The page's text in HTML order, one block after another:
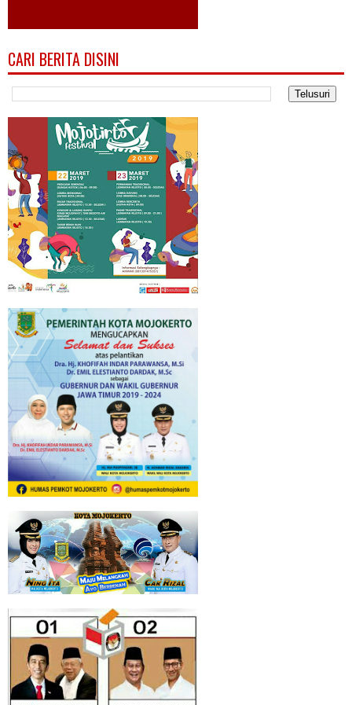
CARI BERITA DISINI